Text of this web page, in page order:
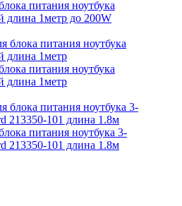
питания ноутбука
длина 1метр до 200W
питания ноутбука
длина 1метр
питания ноутбука 3-
213350-101 длина 1.8м